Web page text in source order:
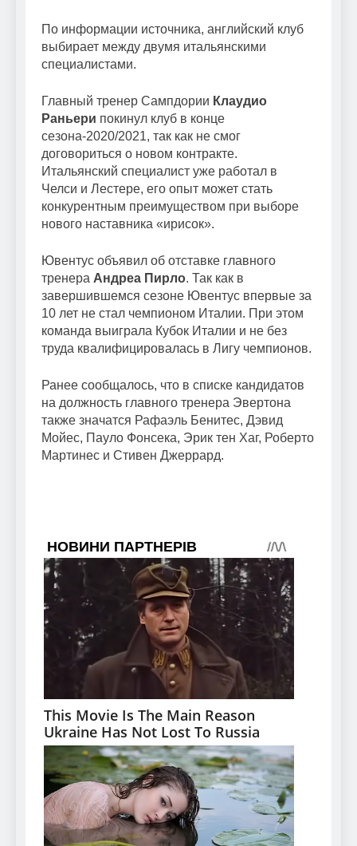
По информации источника, английский клуб
выбирает между двумя итальянскими
специалистами.
Главный тренер Сампдории Клаудио
Раньери покинул клуб в конце
сезона-2020/2021, так как не смог
договориться о новом контракте.
Итальянский специалист уже работал в
Челси и Лестере, его опыт может стать
конкурентным преимуществом при выборе
нового наставника «ирисок».
Ювентус объявил об отставке главного
тренера Андреа Пирло. Так как в
завершившемся сезоне Ювентус впервые за
10 лет не стал чемпионом Италии. При этом
команда выиграла Кубок Италии и не без
труда квалифицировалась в Лигу чемпионов.
Ранее сообщалось, что в списке кандидатов
на должность главного тренера Эвертона
также значатся Рафаэль Бенитес, Дэвид
Мойес, Пауло Фонсека, Эрик тен Хаг, Роберто
Мартинес и Стивен Джеррард.